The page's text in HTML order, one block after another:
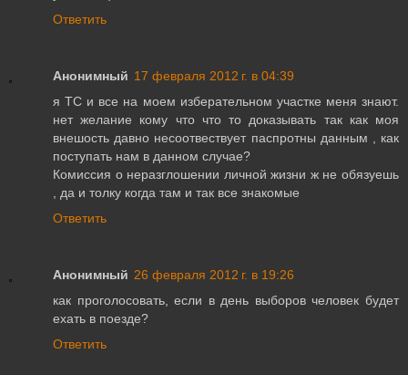
Ответить
Анонимный 17 февраля 2012 г. в 04:39
я ТС и все на моем изберательном участке меня знают.
нет желание кому что что то доказывать так как моя
внешость давно несоотвествует паспротны данным , как
поступать нам в данном случае?
Комиссия о неразглошении личной жизни ж не обязуешь
, да и толку когда там и так все знакомые
Ответить
Анонимный 26 февраля 2012 г. в 19:26
как проголосовать, если в день выборов человек будет
ехать в поезде?
Ответить